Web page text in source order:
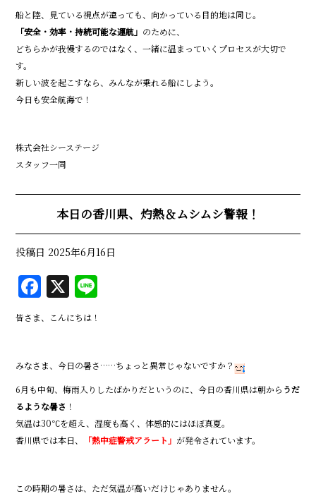
船と陸、見ている視点が違っても、向かっている目的地は同じ。
「安全・効率・持続可能な運航」 のために、
どちらかが我慢するのではなく、一緒に温まっていくプロセスが大切で
す。
新しい波を起こすなら、みんなが乗れる船にしよう。
今日も安全航海で！
株式会社シーステージ
スタッフ一同
本日の香川県、灼熱＆ムシムシ警報！
投稿日 2025年6月16日
F
a
c
e
b
o
o
k
X
皆さま、こんにちは！
みなさま、今日の暑さ……ちょっと異常じゃないですか？
6月も中旬、梅雨入りしたばかりだというのに、今日の香川県は朝から うだ
るような暑さ ！
気温は30℃を超え、湿度も高く、体感的にはほぼ真夏。
香川県では本日、
「熱中症警戒アラート」 が発令されています。
この時期の暑さは、ただ気温が高いだけじゃありません。